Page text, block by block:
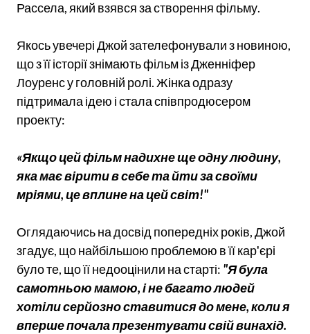
Рассела, який взявся за створення фільму.
Якось увечері Джой зателефонували з новиною,
що з її історії знімають фільм із Дженніфер
Лоуренс у головній ролі. Жінка одразу
підтримала ідею і стала співпродюсером
проекту:
«Якщо цей фільм надихне ще одну людину,
яка має вірити в себе та йти за своїми
мріями, це вплине на цей світ!"
Оглядаючись на досвід попередніх років, Джой
згадує, що найбільшою проблемою в її кар'єрі
було те, що її недооцінили на старті: "Я була
самотньою мамою, і не багато людей
хотіли серйозно ставитися до мене, коли я
вперше почала презентувати свій винахід.